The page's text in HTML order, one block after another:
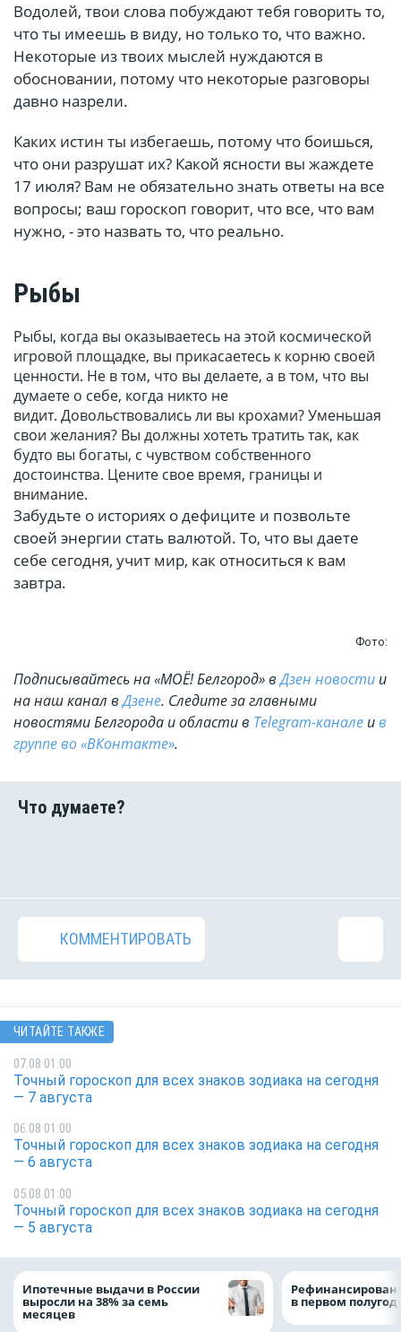
Водолей, твои слова побуждают тебя говорить то,
что ты имеешь в виду, но только то, что важно.
Некоторые из твоих мыслей нуждаются в
обосновании, потому что некоторые разговоры
давно назрели.
Каких истин ты избегаешь, потому что боишься,
что они разрушат их? Какой ясности вы жаждете
17 июля? Вам не обязательно знать ответы на все
вопросы; ваш гороскоп говорит, что все, что вам
нужно, - это назвать то, что реально.
Рыбы
Рыбы, когда вы оказываетесь на этой космической
игровой площадке, вы прикасаетесь к корню своей
ценности. Не в том, что вы делаете, а в том, что вы
думаете о себе, когда никто не
видит. Довольствовались ли вы крохами? Уменьшая
свои желания? Вы должны хотеть тратить так, как
будто вы богаты, с чувством собственного
достоинства. Цените свое время, границы и
внимание.
Забудьте о историях о дефиците и позвольте
своей энергии стать валютой. То, что вы даете
себе сегодня, учит мир, как относиться к вам
завтра.
Фото:
Подписывайтесь на «МОЁ! Белгород» вДзен новости и
на наш канал вДзене. Cледите за главными
новостями Белгорода и области в Telegram-канале ив
группе во «ВКонтакте».
КОММЕНТИРОВАТЬ
ЧИТАЙТЕ ТАКЖЕ
07.08 01:00
Точный гороскоп для всех знаков зодиака на сегодня
— 7 августа
06.08 01:00
Точный гороскоп для всех знаков зодиака на сегодня
— 6 августа
05.08 01:00
Точный гороскоп для всех знаков зодиака на сегодня
— 5 августа
Ипотечные выдачи в России
выросли на 38% за семь
месяцев
в первом